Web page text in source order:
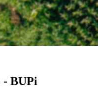
- BUPi